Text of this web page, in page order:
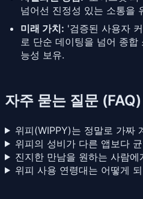
넘어선 진정성 있는 소통을
미래 가치: '검증된 사용자
로 단순 데이팅을 넘어 종
능성 보유.
자주 묻는 질문 (FAQ)
위피(WIPPY)는 정말로 가짜
위피의 성비가 다른 앱보다
진지한 만남을 원하는 사람
위피 사용 연령대는 어떻게